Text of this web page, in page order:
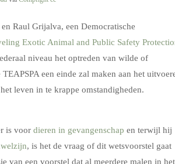
Raul Grijalva, een Democratische
Exotic Animal and Public Safety
niveau het optreden van wilde of
een einde zal maken aan het
leven in te krappe omstandigheden.
is voor dieren in gevangenschap en terwijl hij
, is het de vraag of dit wetsvoorstel gaat
van een voorstel dat al meerdere malen in het